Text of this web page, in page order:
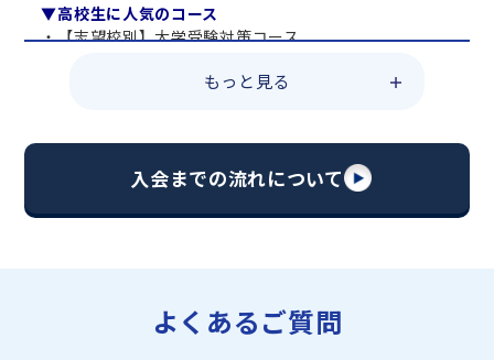
▼高校生に人気のコース
・【志望校別】大学受験対策コース
・総合型選抜直前対策コース
・【志望校別】公立・私立高校受験対策コース
・宿題サポートコース
もっと見る
入会までの流れについて
よくあるご質問